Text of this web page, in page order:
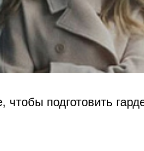
подготовить